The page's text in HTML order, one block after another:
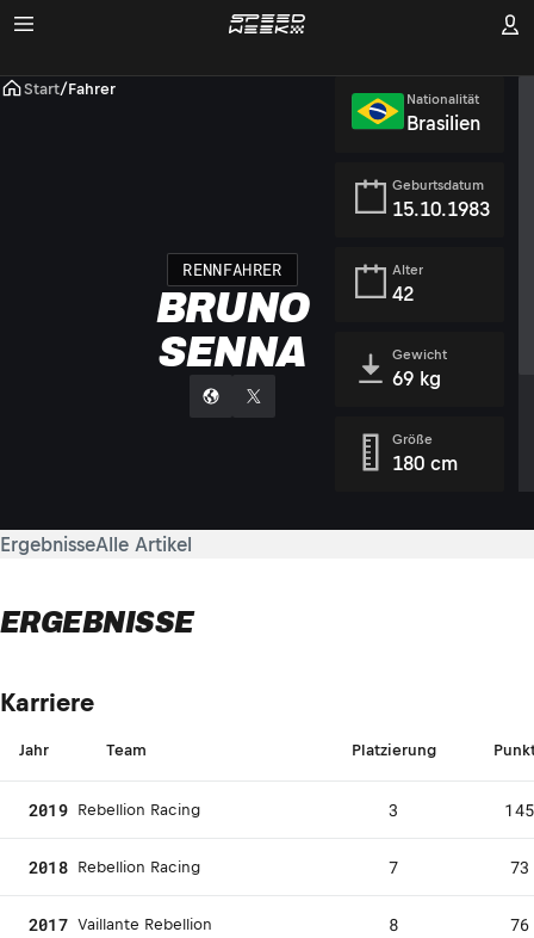
Start/Fahrer
RENNFAHRER
BRUNO
SENNA
Nationalität
Brasilien
Geburtsdatum
15.10.1983
Alter
42
Gewicht
69 kg
Größe
180 cm
ErgebnisseAlle Artikel
ERGEBNISSE
Karriere
Jahr Team Platzierung
2019 Rebellion Racing 3 145
2018 Rebellion Racing 7 73
2017 Vaillante Rebellion 8 76